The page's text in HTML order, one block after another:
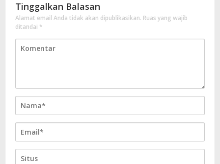
Tinggalkan Balasan
Alamat email Anda tidak akan dipublikasikan. Ruas yang wajib
ditandai *